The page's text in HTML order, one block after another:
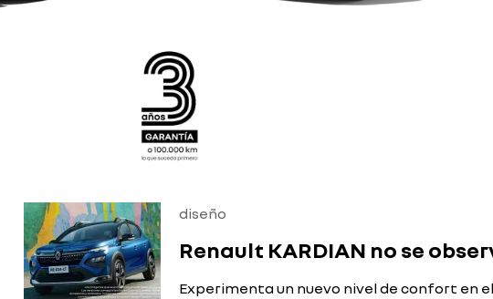
diseño
Renault KARDIAN no se
Experimenta un nuevo nivel de confort en